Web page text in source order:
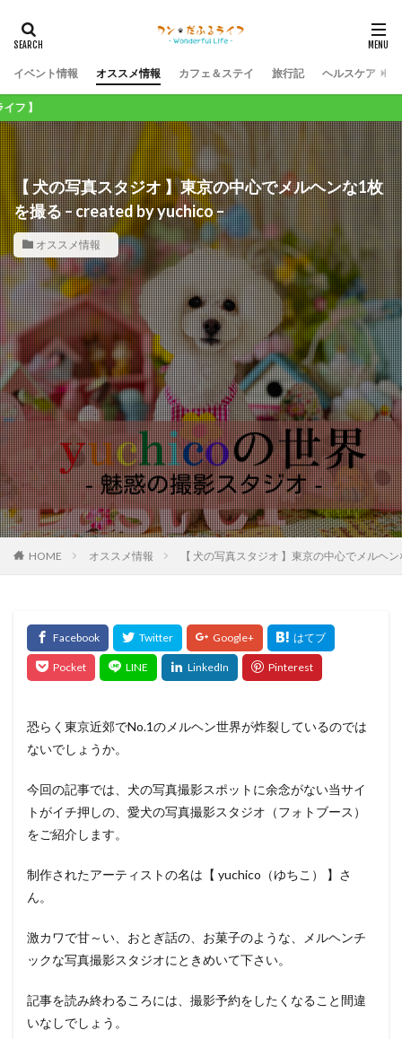
イベント情報 オススメ情報 カフェ＆ステイ 旅行記 ヘルスケア
【 犬の写真スタジオ 】東京の中心でメルヘンな1枚
を撮る – created by yuchico –
オススメ情報
HOME オススメ情報 【 犬の写真スタジオ 】東京の中心でメルヘ
恐らく東京近郊でNo.1のメルヘン世界が炸裂しているのでは
ないでしょうか。
今回の記事では、犬の写真撮影スポットに余念がない当サイ
トがイチ押しの、愛犬の写真撮影スタジオ（フォトブース）
をご紹介します。
制作されたアーティストの名は【 yuchico（ゆちこ） 】さ
ん。
激カワで甘～い、おとぎ話の、お菓子のような、メルヘンチ
ックな写真撮影スタジオにときめいて下さい。
記事を読み終わるころには、撮影予約をしたくなること間違
いなしでしょう。